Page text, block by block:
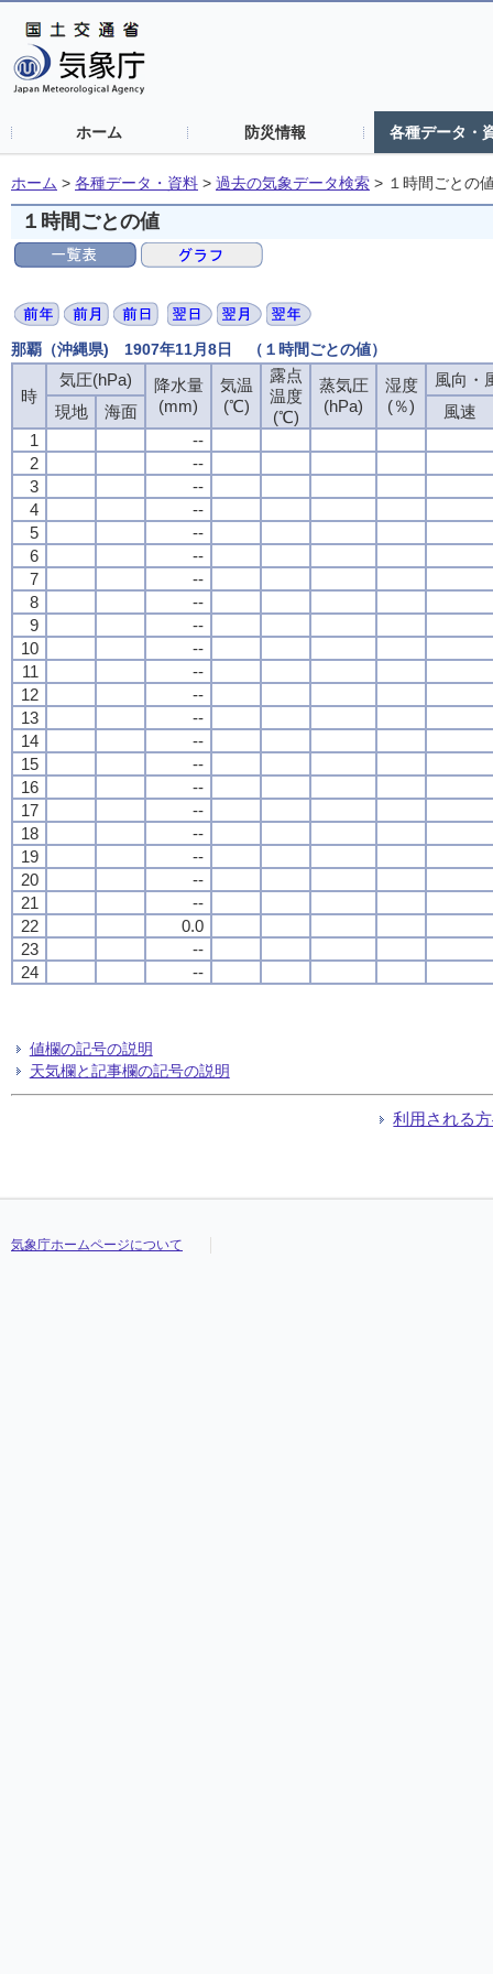
ホーム 防災情報 各種データ・
ホーム > 各種データ・資料 > 過去の気象データ検索 > １時間ごとの
１時間ごとの値
那覇（沖縄県) 1907年11月8日 （１時間ごとの値）
時
気圧(hPa)
降水量
(mm)
気温
(℃)
露点
温度
(℃)
蒸気圧
(hPa)
湿度
(％)
風向・
現地
海面
風速
1
--
2
--
3
--
4
--
5
--
6
--
7
--
8
--
9
--
10
--
11
--
12
--
13
--
14
--
15
--
16
--
17
--
18
--
19
--
20
--
21
--
22
0.0
23
--
24
--
値欄の記号の説明
天気欄と記事欄の記号の説明
利用される
気象庁ホームページについて